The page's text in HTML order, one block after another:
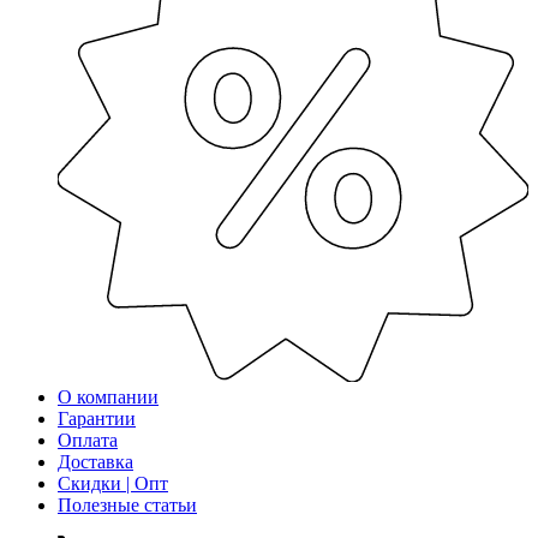
О компании
Гарантии
Оплата
Доставка
Скидки | Опт
Полезные статьи